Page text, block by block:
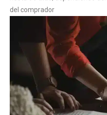
del comprador